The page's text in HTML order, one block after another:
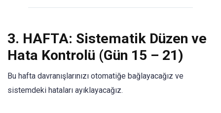
3. HAFTA: Sistematik Düzen ve
Hata Kontrolü (Gün 15 – 21)
Bu hafta davranışlarınızı otomatiğe bağlayacağız ve
sistemdeki hataları ayıklayacağız.